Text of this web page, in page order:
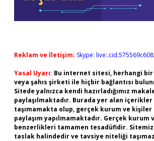
Reklam ve İletişim: Skype:
Yasal Uyarı: Bu internet sitesi, herhangi
veya şahıs şirketi ile hiçbir bağlantısı
Sitede yalnızca kendi hazırladığımız
paylaşılmaktadır. Burada yer alan
taşımamakta olup, gerçek kurum ve kişiler
paylaşım yapılmamaktadır. Gerçek kurum
benzerlikleri tamamen tesadüfidir.
taslak halindedir ve tavsiye niteliği